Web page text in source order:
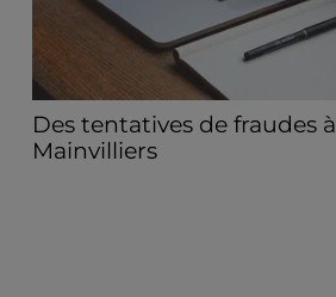
Des tentatives de fraudes à
Mainvilliers